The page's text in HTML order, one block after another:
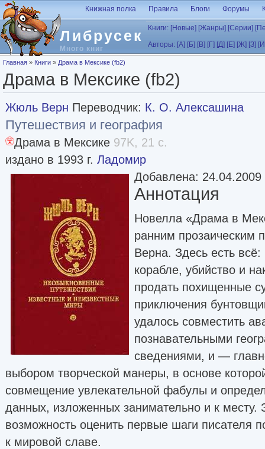
Перейти к основному содержанию
Либрусек
Много книг
Книжная полка Правила Блоги Форумы
Книги: [Новые] [Жанры] [Серии]
Авторы: [А] [Б] [В] [Г] [Д] [Е] [Ж] [З]
Вы здесь
Главная » Книги » Драма в Мексике (fb2)
Драма в Мексике (fb2)
Жюль Верн Переводчик: К. О. Алексашина
Путешествия и география
Драма в Мексике 97K, 21 с.
издано в 1993 г. Ладомир
Добавлена: 24.04.2009
Аннотация
Новелла «Драма в
ранним прозаическим
Верна. Здесь есть
корабле, убийство и
продать похищенные
приключения
удалось совместить
познавательными
сведениями, и —
выбором творческой манеры, в основе
совмещение увлекательной фабулы и
данных, изложенных занимательно и к месту.
возможность оценить первые шаги писателя
к мировой славе.